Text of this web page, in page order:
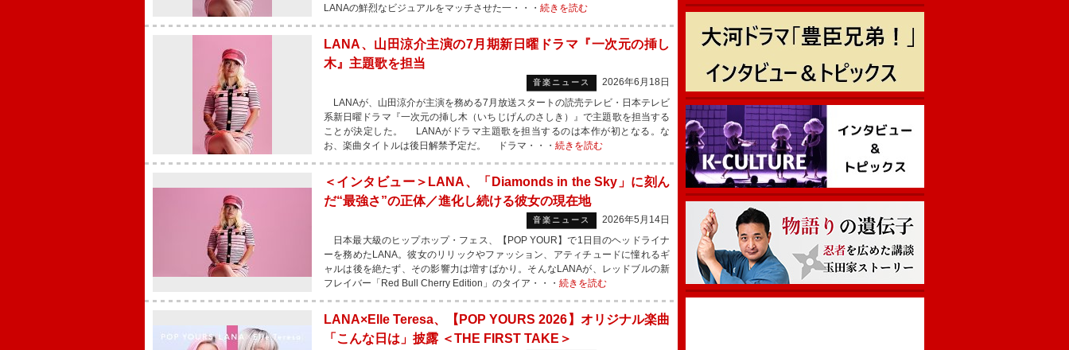
LANAの鮮烈なビジュアルをマッチさせた一・・・ 続きを読む
LANA、山田涼介主演の7月期新日曜ドラマ『一次元の挿し
木』主題歌を担当
音楽ニュース
2026年6月18日
LANAが、山田涼介が主演を務める7月放送スタートの読売テレビ・日本テレビ
系新日曜ドラマ『一次元の挿し木（いちじげんのさしき）』で主題歌を担当する
ことが決定した。 LANAがドラマ主題歌を担当するのは本作が初となる。な
お、楽曲タイトルは後日解禁予定だ。 ドラマ・・・ 続きを読む
＜インタビュー＞LANA、「Diamonds in the Sky」に刻ん
だ“最強さ”の正体／進化し続ける彼女の現在地
音楽ニュース
2026年5月14日
日本最大級のヒップホップ・フェス、【POP YOUR】で1日目のヘッドライナ
ーを務めたLANA。彼女のリリックやファッション、アティチュードに憧れるギ
ャルは後を絶たず、その影響力は増すばかり。そんなLANAが、レッドブルの新
フレイバー「Red Bull Cherry Edition」のタイア・・・ 続きを読む
LANA×Elle Teresa、【POP YOURS 2026】オリジナル楽曲
「こんな日は」披露 ＜THE FIRST TAKE＞